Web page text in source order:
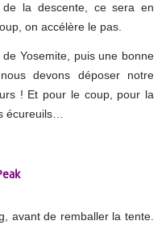
la descente, ce sera en
on accélère le pas.
Yosemite, puis une bonne
devons déposer notre
! Et pour le coup, pour la
écureuils…
avant de remballer la tente.